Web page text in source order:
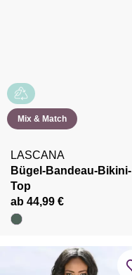
Mix & Match
LASCANA
Bügel-Bandeau-Bikini-
Top
ab 44,99 €